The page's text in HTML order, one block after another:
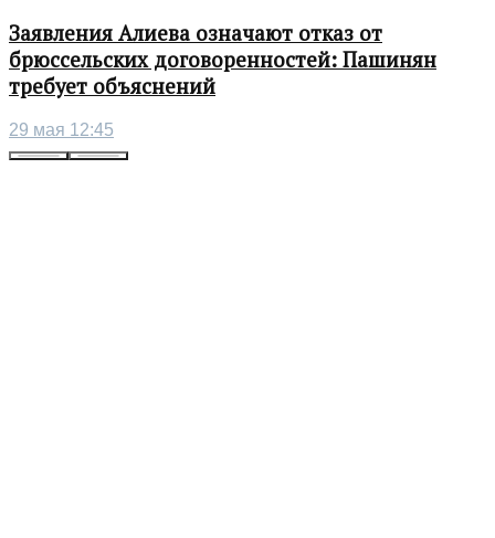
Заявления Алиева означают отказ от
брюссельских договоренностей: Пашинян
требует объяснений
29 мая 12:45